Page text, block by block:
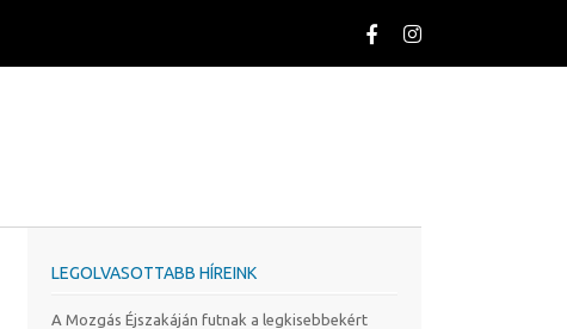
LEGOLVASOTTABB HÍREINK
A Mozgás Éjszakáján futnak a legkisebbekért